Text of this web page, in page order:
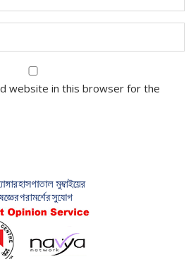
website in this browser for the